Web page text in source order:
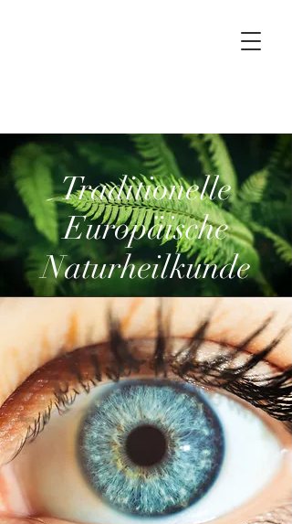
Traditionelle
Europäische
Naturheilkunde